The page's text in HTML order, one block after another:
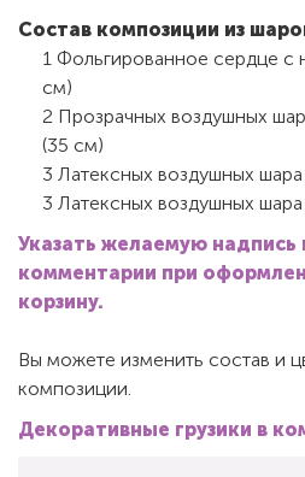
Состав композиции из
1 Фольгированное сердце с
см)
2 Прозрачных воздушных
(35 см)
3 Латексных воздушных
3 Латексных воздушных
Указать желаемую
комментарии при
корзину.
Вы можете изменить состав и
композиции.
Декоративные грузики в